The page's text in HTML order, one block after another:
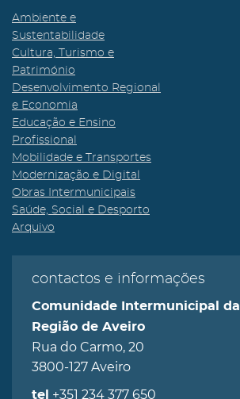
Ambiente e
Sustentabilidade
Cultura, Turismo e
Património
Desenvolvimento Regional
e Economia
Educação e Ensino
Profissional
Mobilidade e Transportes
Modernização e Digital
Obras Intermunicipais
Saúde, Social e Desporto
Arquivo
contactos e informações
Comunidade Intermunicipal da
Região de Aveiro
Rua do Carmo, 20
3800-127 Aveiro
tel +351 234 377 650